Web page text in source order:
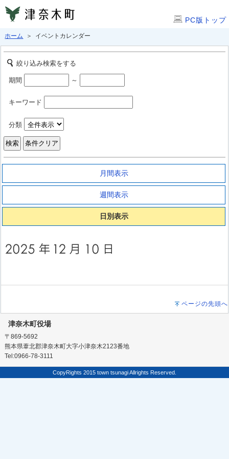
PC版トップ
ホーム ＞ イベントカレンダー
絞り込み検索をする
期間 ～
キーワード
分類
月間表示
週間表示
日別表示
ページの先頭へ
津奈木町役場
〒869-5692
熊本県葦北郡津奈木町大字小津奈木2123番地
Tel:0966-78-3111
CopyRights 2015 town tsunagi Allrights Reserved.